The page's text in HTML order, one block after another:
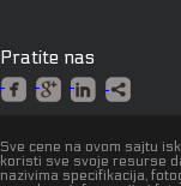
Pratite nas
Sve cene na ovom sajtu
koristi sve svoje resurse
nazivima specifikacija,